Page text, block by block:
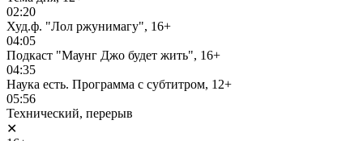
02:20
Худ.ф. "Лол ржунимагу", 16+
04:05
Подкаст "Маунг Джо будет жить", 16+
04:35
Наука есть. Программа с субтитром, 12+
05:56
Технический, перерыв
✕